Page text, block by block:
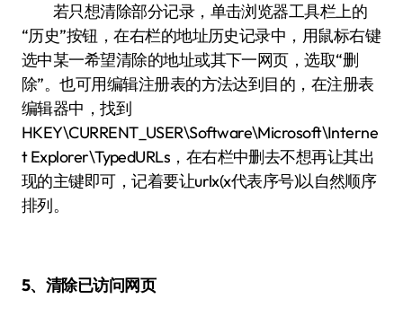
若只想清除部分记录，单击浏览器工具栏上的
“历史”按钮，在右栏的地址历史记录中，用鼠标右键
选中某一希望清除的地址或其下一网页，选取“删
除”。也可用编辑注册表的方法达到目的，在注册表
编辑器中，找到
HKEY\CURRENT_USER\Software\Microsoft\Interne
t Explorer\TypedURLs，在右栏中删去不想再让其出
现的主键即可，记着要让urlx(x代表序号)以自然顺序
排列。
5、清除已访问网页